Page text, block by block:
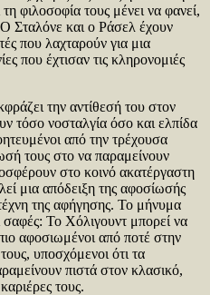
φιλοσοφία τους μένει να φανεί,
Σταλόνε και ο Ράσελ έχουν
που λαχταρούν για μια
που έχτισαν τις κληρονομιές
την αντίθεσή του στον
τόσο νοσταλγία όσο και ελπίδα
από την τρέχουσα
τους στο να παραμείνουν
στο κοινό ακατέργαστη
μια απόδειξη της αφοσίωσής
της αφήγησης. Το μήνυμα
σαφές: Το Χόλιγουντ μπορεί να
αφοσιωμένοι από ποτέ στην
υποσχόμενοι ότι τα
πιστά στον κλασικό,
τους.